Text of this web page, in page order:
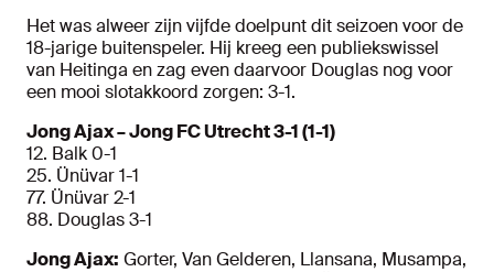
Het was alweer zijn vijfde doelpunt dit seizoen voor de
18-jarige buitenspeler. Hij kreeg een publiekswissel
van Heitinga en zag even daarvoor Douglas nog voor
een mooi slotakkoord zorgen: 3-1.
Jong Ajax – Jong FC Utrecht 3-1 (1-1)
12. Balk 0-1
25. Ünüvar 1-1
77. Ünüvar 2-1
88. Douglas 3-1
Jong Ajax: Gorter, Van Gelderen, Llansana, Musampa,